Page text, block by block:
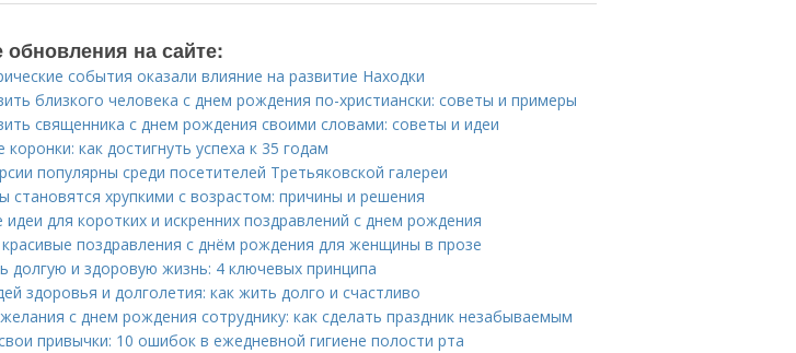
обновления на сайте:
события оказали влияние на развитие Находки
близкого человека с днем рождения по-христиански: советы и примеры
священника с днем рождения своими словами: советы и идеи
коронки: как достигнуть успеха к 35 годам
популярны среди посетителей Третьяковской галереи
становятся хрупкими с возрастом: причины и решения
идеи для коротких и искренних поздравлений с днем рождения
поздравления с днём рождения для женщины в прозе
долгую и здоровую жизнь: 4 ключевых принципа
здоровья и долголетия: как жить долго и счастливо
с днем рождения сотруднику: как сделать праздник незабываемым
привычки: 10 ошибок в ежедневной гигиене полости рта